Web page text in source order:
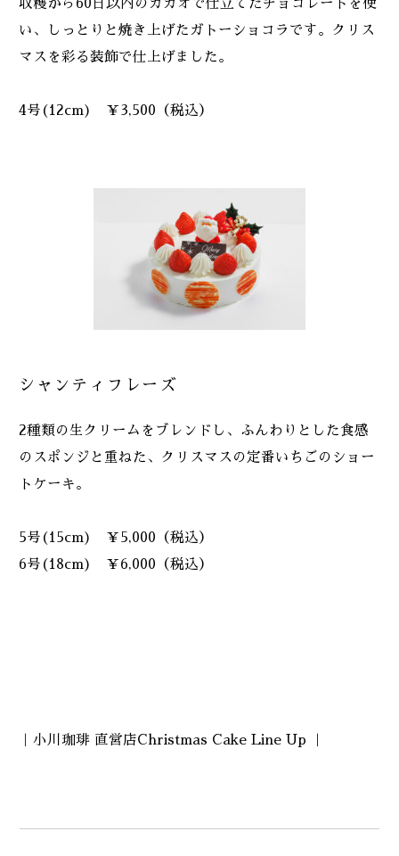
収穫から60日以内のカカオで仕立てたチョコレートを使
い、しっとりと焼き上げたガトーショコラです。クリス
マスを彩る装飾で仕上げました。
4号(12cm) ￥3,500（税込）
シャンティフレーズ
2種類の生クリームをブレンドし、ふんわりとした食感
のスポンジと重ねた、クリスマスの定番いちごのショー
トケーキ。
5号(15cm) ￥5,000（税込）
6号(18cm) ￥6,000（税込）
｜小川珈琲 直営店Christmas Cake Line Up ｜